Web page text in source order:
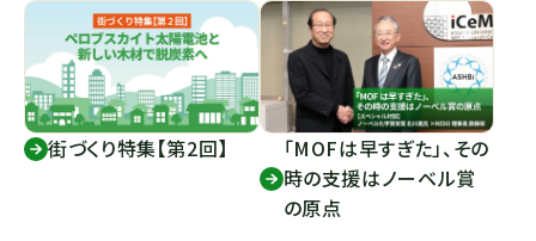
街づくり特集【第2回】
「MOFは早すぎた」、その
時の支援はノーベル賞
の原点